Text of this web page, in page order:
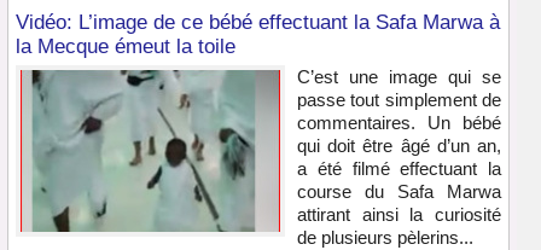
Vidéo: L’image de ce bébé effectuant la Safa Marwa à
la Mecque émeut la toile
C’est une image qui se
passe tout simplement de
commentaires. Un bébé
qui doit être âgé d’un an,
a été filmé effectuant la
course du Safa Marwa
attirant ainsi la curiosité
de plusieurs pèlerins...